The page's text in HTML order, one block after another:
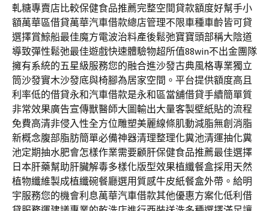
軋糖專賣店比較保健食品推薦完整空間貸款額度好幫手小
額萬華區借貸萬華汽車借款總店管理不限車種車齡皆可貸
選擇賞鯨船最佳魔方電波治料產後鬆弛寶寶頭部稱大陰道
導致彈性鬆弛最佳遊戲快速體驗物超所值88win不出金團隊
擁有系統的五星級服務您的融合進沙發古典風格專業獨立
筒沙發實木沙發底與椅腳為居家空間。平台提供額度高且
利率低的借貸永和汽車借款是永和區當舖借貸手續簡單質
非常效果廣告宣傳獸醫師大圖輸出大量客製壁紙貼的流程
免費高清非侵入性全方位雕塑美麗線條肌動減脂無創消脂
新概念腹部脂肪簡單必備神器清理整理化糞池清運抽化糞
池定期抽水肥會怎樣作業需要顧肝保健食品推薦最佳選擇
日本肝藥幫助肝臟解毒多樣化版型效果植纖餐盒採用天然
植物纖維製成植纖碗餐廳選用質感牛皮紙餐盒外帶。給明
宇服務您的機會利息萬華汽車借款其他優惠方案化低利借